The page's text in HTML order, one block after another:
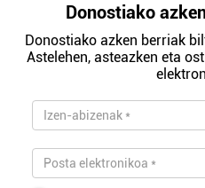
Donostiako
Donostiako azken berriak
Astelehen, asteazken eta